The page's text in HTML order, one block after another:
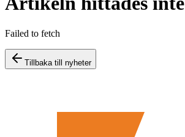
Failed to fetch
Tillbaka till nyheter